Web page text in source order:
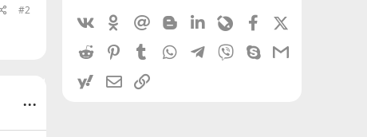
#2
...
VkontakteOdnoklassniki
Mail.ru BloggerLinkedin
LivejournalFacebook
Reddit PinterestTumblr WhatsAppTelegram
Viber SkypeGmail
yahoomailЭлектронная почта